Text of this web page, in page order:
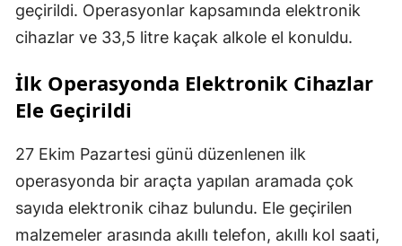
geçirildi. Operasyonlar kapsamında elektronik
cihazlar ve 33,5 litre kaçak alkole el konuldu.
İlk Operasyonda Elektronik Cihazlar
Ele Geçirildi
27 Ekim Pazartesi günü düzenlenen ilk
operasyonda bir araçta yapılan aramada çok
sayıda elektronik cihaz bulundu. Ele geçirilen
malzemeler arasında akıllı telefon, akıllı kol saati,